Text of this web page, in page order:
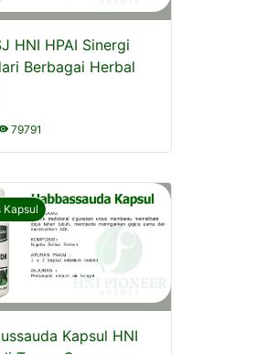
HNI HPAI Sinergi
Berbagai Herbal
79791
Kapsul
Kapsul HNI